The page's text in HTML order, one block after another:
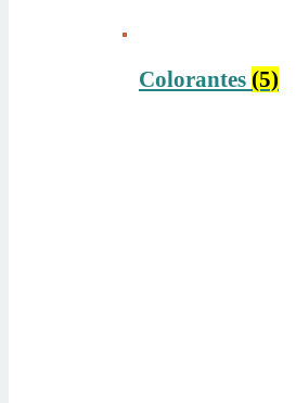
Colorantes (5)